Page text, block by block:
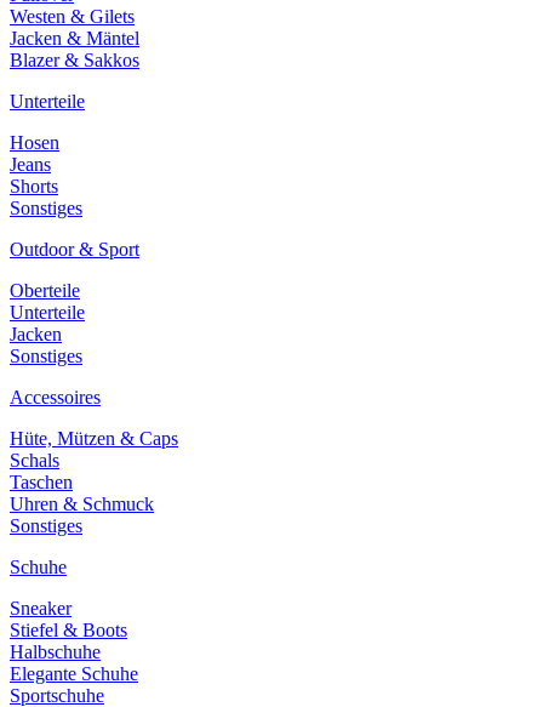
Westen & Gilets
Jacken & Mäntel
Blazer & Sakkos
Unterteile
Hosen
Jeans
Shorts
Sonstiges
Outdoor & Sport
Oberteile
Unterteile
Jacken
Sonstiges
Accessoires
Hüte, Mützen & Caps
Schals
Taschen
Uhren & Schmuck
Sonstiges
Schuhe
Sneaker
Stiefel & Boots
Halbschuhe
Elegante Schuhe
Sportschuhe